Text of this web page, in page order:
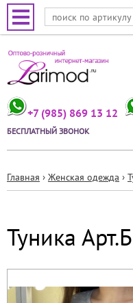
+7 (985) 869 13 12
БЕСПЛАТНЫЙ ЗВОНОК
здесь
Главная › Женская одежда ›
Туника